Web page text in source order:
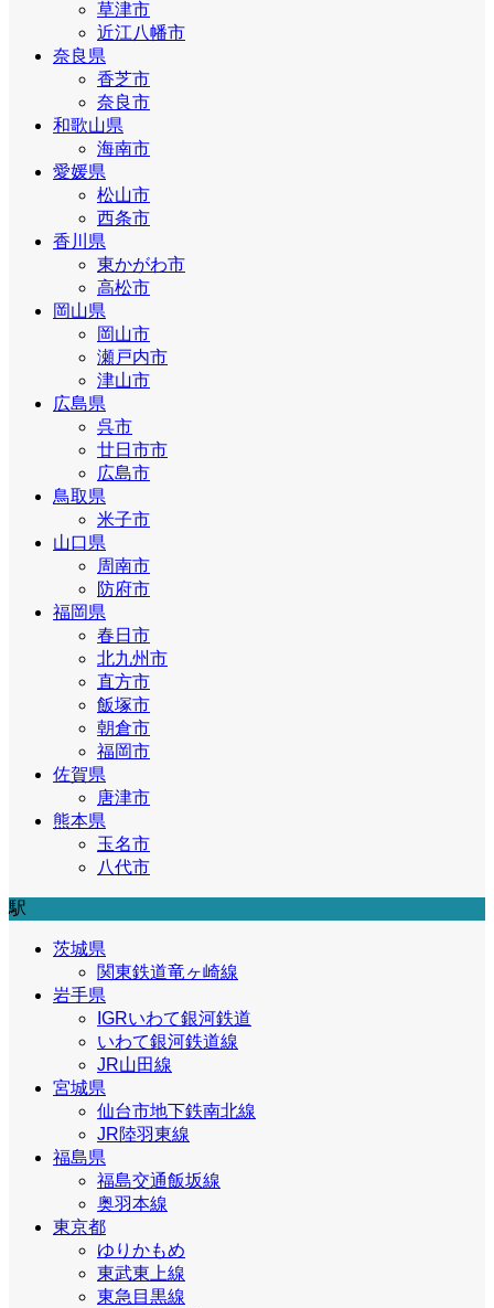
草津市
近江八幡市
奈良県
香芝市
奈良市
和歌山県
海南市
愛媛県
松山市
西条市
香川県
東かがわ市
高松市
岡山県
岡山市
瀬戸内市
津山市
広島県
呉市
廿日市市
広島市
鳥取県
米子市
山口県
周南市
防府市
福岡県
春日市
北九州市
直方市
飯塚市
朝倉市
福岡市
佐賀県
唐津市
熊本県
玉名市
八代市
駅
茨城県
関東鉄道竜ヶ崎線
岩手県
IGRいわて銀河鉄道
いわて銀河鉄道線
JR山田線
宮城県
仙台市地下鉄南北線
JR陸羽東線
福島県
福島交通飯坂線
奥羽本線
東京都
ゆりかもめ
東武東上線
東急目黒線